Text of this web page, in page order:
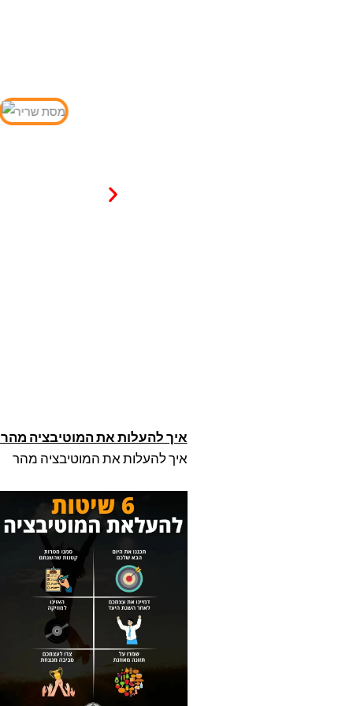
איך להעלות את המוטיבציה מהר – 6 שיטות מוכחות להעלאת רמת המוטיבציה
איך להעלות את המוטיבציה מהר